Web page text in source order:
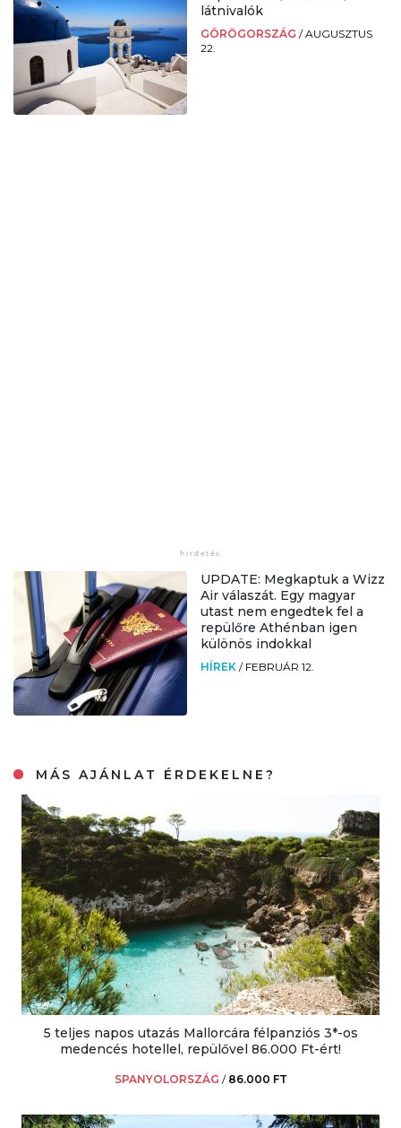
látnivalók
GÖRÖGORSZÁG /AUGUSZTUS
22.
UPDATE: Megkaptuk a Wizz
Air válaszát. Egy magyar
utast nem engedtek fel a
repülőre Athénban igen
különös indokkal
HÍREK / FEBRUÁR 12.
MÁS AJÁNLAT ÉRDEKELNE?
5 teljes napos utazás Mallorcára félpanziós 3*-os
medencés hotellel, repülővel 86.000 Ft-ért!
SPANYOLORSZÁG / 86.000 FT